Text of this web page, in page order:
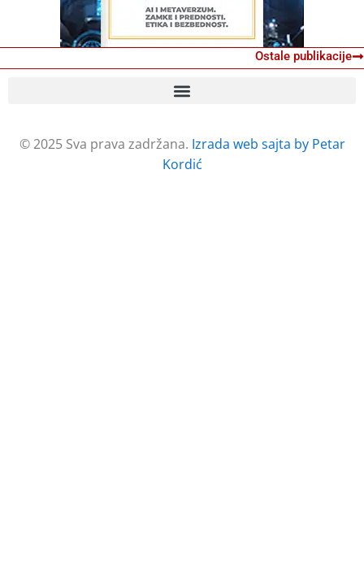
Ostale publikacije
© 2025 Sva prava zadržana. Izrada web sajta by Petar
Kordić